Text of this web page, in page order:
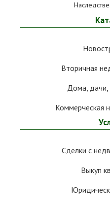
Вторичная
Дома,
Коммерческая
Сделки с
Выкуп